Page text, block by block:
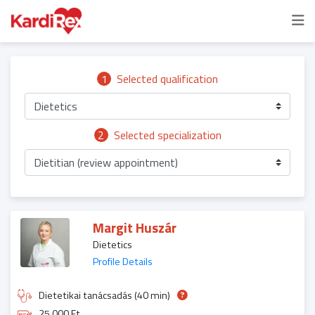
1 Selected qualification
Dietetics
2
Selected specialization
Dietitian (review appointment)
Margit Huszár
Dietetics
Profile Details
Dietetikai tanácsadás (40 min)